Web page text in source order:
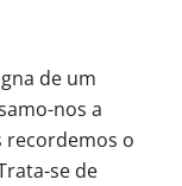
de um
nos a
recordemos o
se de